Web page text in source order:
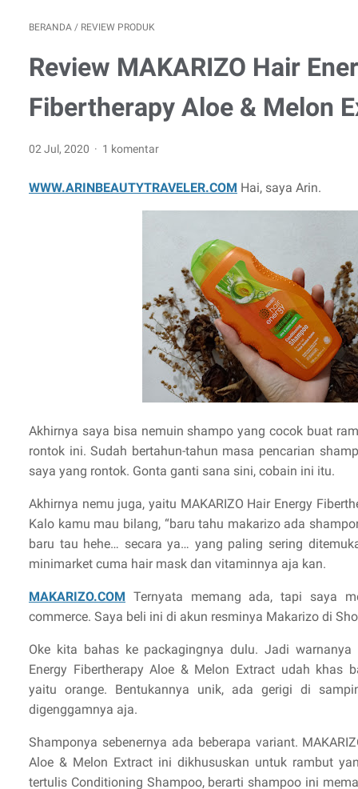
BERANDA / REVIEW PRODUK
Review MAKARIZO Hair
Fibertherapy Aloe & Melon
02 Jul, 2020 1 komentar
WWW.ARINBEAUTYTRAVELER.COM Hai, saya Arin.
Akhirnya saya bisa nemuin shampo yang cocok buat
rontok ini. Sudah bertahun-tahun masa pencarian
saya yang rontok. Gonta ganti sana sini, cobain ini itu.
Akhirnya nemu juga, yaitu MAKARIZO Hair Energy
Kalo kamu mau bilang, “baru tahu makarizo ada
baru tau hehe… secara ya… yang paling sering
minimarket cuma hair mask dan vitaminnya aja kan.
MAKARIZO.COM Ternyata memang ada, tapi saya
commerce. Saya beli ini di akun resminya Makarizo di
Oke kita bahas ke packagingnya dulu. Jadi warnanya
Energy Fibertherapy Aloe & Melon Extract udah khas
yaitu orange. Bentukannya unik, ada gerigi di
digenggamnya aja.
Shamponya sebenernya ada beberapa variant.
Aloe & Melon Extract ini dikhususkan untuk rambut
tertulis Conditioning Shampoo, berarti shampoo ini